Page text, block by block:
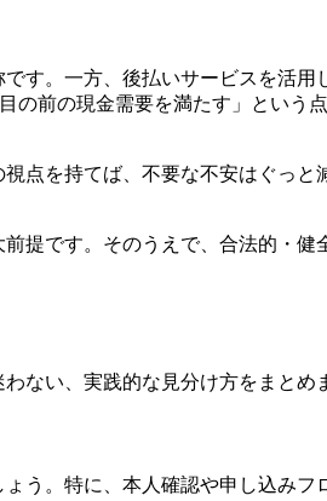
す。一方、後払いサービスを活用
の前の現金需要を満たす」という
点を持てば、不要な不安はぐっと
提です。そのうえで、合法的・健
ない、実践的な見分け方をまとめ
う。特に、本人確認や申し込みフ